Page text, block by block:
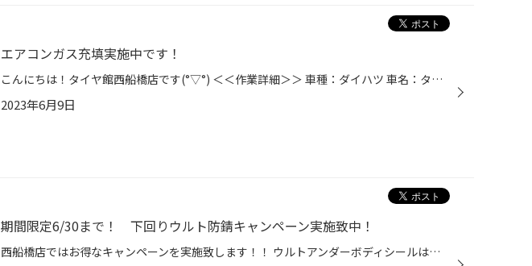
エアコンガス充填実施中です！
こんにちは！タイヤ館西船橋店です(°▽°) ＜＜作業詳細＞＞ 車種：ダイハツ 車名：タント 作業内容：エアコンガス充填 施工理由：通年エアコンガスの充填を行っているためご来店されました(*'ω'*) 使用頻度：よく休日に使用する 使用方法：買い物、送迎 年間走行距離：約５万キロ 風が冷たくならない...
2023年6月9日
期間限定6/30まで！ 下回りウルト防錆キャンペーン実施致中！
西船橋店ではお得なキャンペーンを実施致します！！ ウルトアンダーボディシールはゴム質の防錆剤で お車の下回り・タイヤハウス内の小石による傷を防ぐことができ、 更に防音効果も期待できます！ クログロしてるので見栄えもいいですね！！ 更に３年メンテナンスフリーなので、 長くいい状態を保...